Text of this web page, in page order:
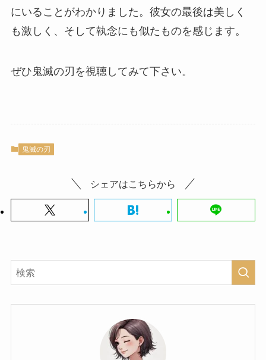
にいることがわかりました。彼女の最後は美しく
も激しく、そして執念にも似たものを感じます。
ぜひ鬼滅の刃を視聴してみて下さい。
鬼滅の刃
シェアはこちらから